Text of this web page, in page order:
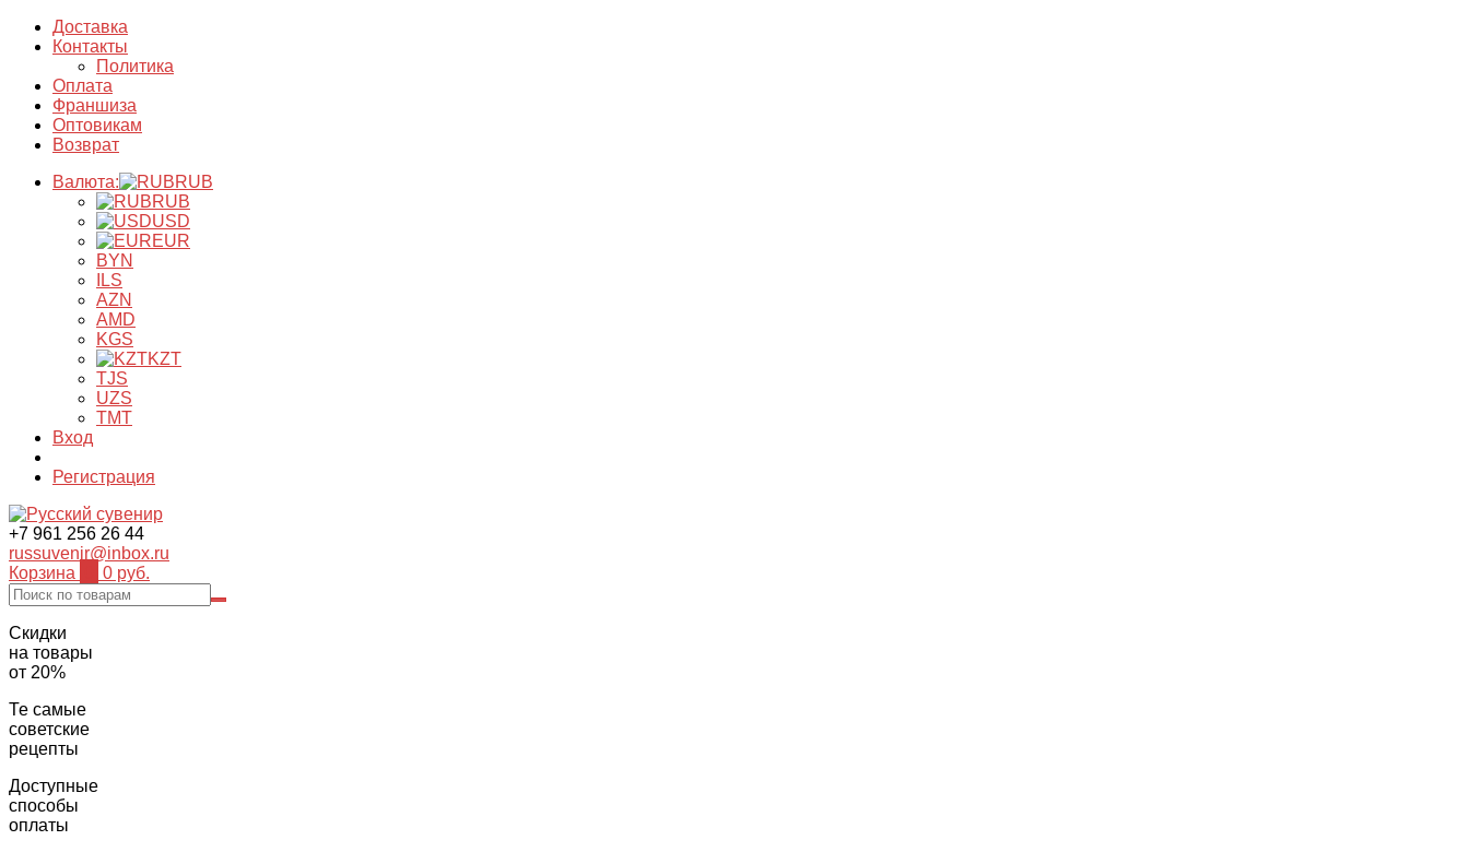
Доставка
Контакты
Политика
Оплата
Франшиза
Оптовикам
Возврат
Валюта:
RUB
RUB
USD
EUR
BYN
ILS
AZN
AMD
KGS
KZT
TJS
UZS
TMT
Вход
Регистрация
+7 961 256 26 44
russuvenir@inbox.ru
Корзина
0 руб.
Скидки
на товары
от 20%
Те самые
советские
рецепты
Доступные
способы
оплаты